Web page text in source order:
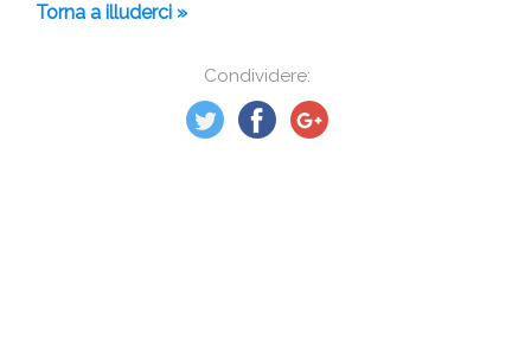
Condividere:
Torna a illuderci »